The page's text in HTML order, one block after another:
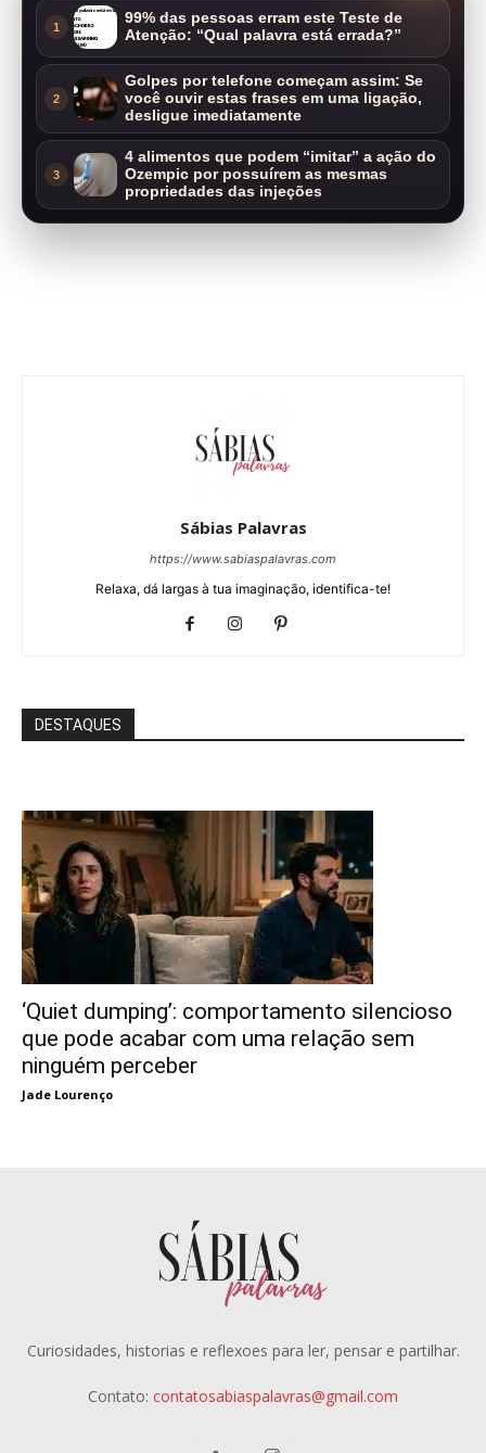
1
99% das pessoas erram este Teste de
Atenção: “Qual palavra está errada?”
2
Golpes por telefone começam assim: Se
você ouvir estas frases em uma ligação,
desligue imediatamente
3
4 alimentos que podem “imitar” a ação do
Ozempic por possuírem as mesmas
propriedades das injeções
Sábias Palavras
https://www.sabiaspalavras.com
Relaxa, dá largas à tua imaginação, identifica-te!
DESTAQUES
‘Quiet dumping’: comportamento silencioso
que pode acabar com uma relação sem
ninguém perceber
Jade Lourenço
Curiosidades, historias e reflexoes para ler, pensar e partilhar.
Contato: contatosabiaspalavras@gmail.com